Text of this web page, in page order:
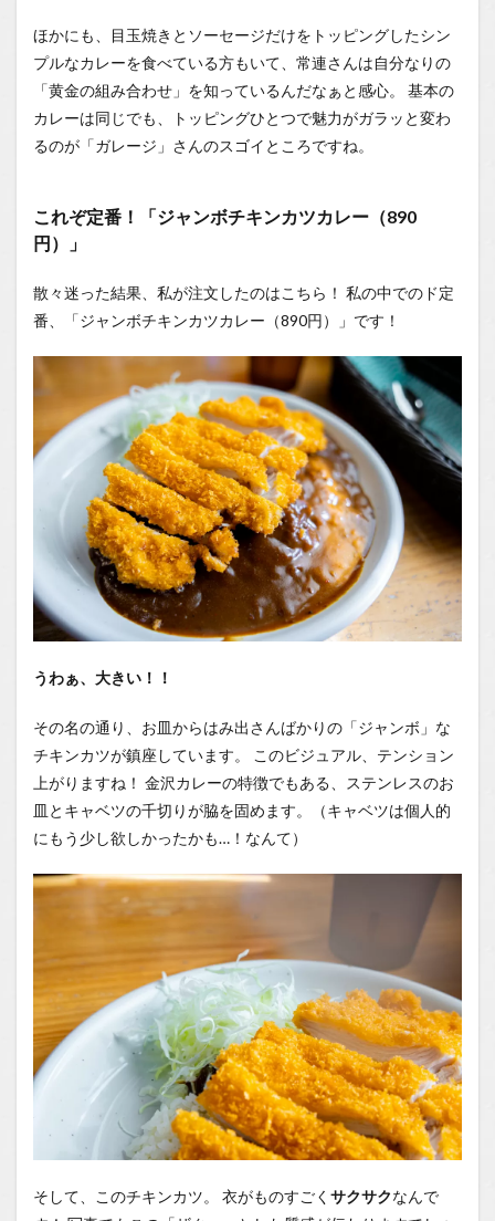
ほかにも、目玉焼きとソーセージだけをトッピングしたシン
プルなカレーを食べている方もいて、常連さんは自分なりの
「黄金の組み合わせ」を知っているんだなぁと感心。 基本の
カレーは同じでも、トッピングひとつで魅力がガラッと変わ
るのが「ガレージ」さんのスゴイところですね。
これぞ定番！「ジャンボチキンカツカレー（890
円）」
散々迷った結果、私が注文したのはこちら！ 私の中でのド定
番、「ジャンボチキンカツカレー（890円）」です！
うわぁ、大きい！！
その名の通り、お皿からはみ出さんばかりの「ジャンボ」な
チキンカツが鎮座しています。 このビジュアル、テンション
上がりますね！ 金沢カレーの特徴でもある、ステンレスのお
皿とキャベツの千切りが脇を固めます。（キャベツは個人的
にもう少し欲しかったかも…！なんて）
そして、このチキンカツ。 衣がものすごく サクサクなんで